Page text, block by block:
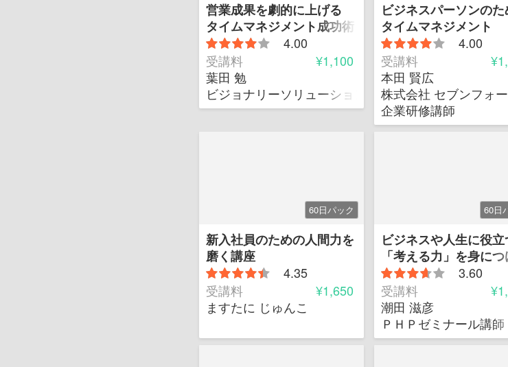
営業成果を劇的に上げる
タイムマネジメント成功術
4.00
受講料
¥1,100
葉田 勉
ビジョナリーソリューションズ 代表 中小企業診断
ビジネスパーソンの
タイムマネジメント
4.00
受講料
本田 賢広
株式会社 セブンフォ
企業研修講師
60日パック
新入社員のための人間力を
磨く講座
4.35
受講料
¥1,650
ますたに じゅんこ
60日
ビジネスや人生に役立
「考える力」を身につ
講座
3.60
受講料
潮田 滋彦
ＰＨＰゼミナール講師